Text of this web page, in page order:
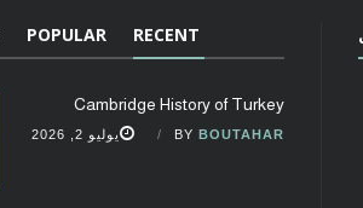
RECENT
POPULAR
Cambridge History of Turkey
BY BOUTAHAR يوليو 2, 2026